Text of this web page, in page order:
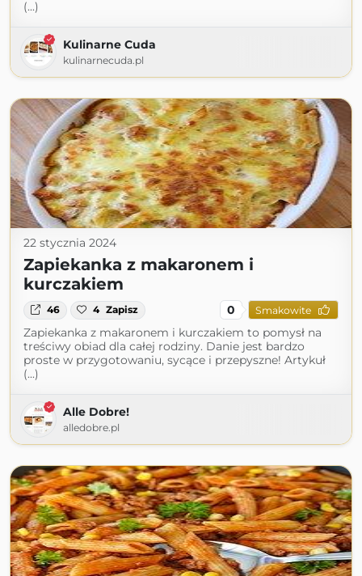
(...)
Kulinarne Cuda
kulinarnecuda.pl
22 stycznia 2024
Zapiekanka z makaronem i
kurczakiem
46 4 Zapisz 0 Smakowite
Zapiekanka z makaronem i kurczakiem to pomysł na
treściwy obiad dla całej rodziny. Danie jest bardzo
proste w przygotowaniu, sycące i przepyszne! Artykuł
(...)
Alle Dobre!
alledobre.pl